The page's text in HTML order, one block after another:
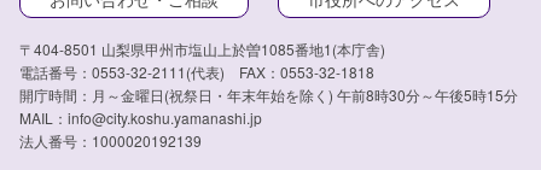
〒404-8501 山梨県甲州市塩山上於曽1085番地1(本庁舎)
電話番号：0553-32-2111(代表) FAX：0553-32-1818
開庁時間：月～金曜日(祝祭日・年末年始を除く) 午前8時30分～午後5時15分
MAIL：info@city.koshu.yamanashi.jp
法人番号：1000020192139